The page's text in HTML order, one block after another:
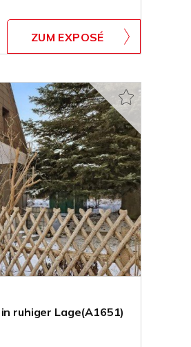
ZUM EXPOSÉ
ruhiger Lage(A1651)